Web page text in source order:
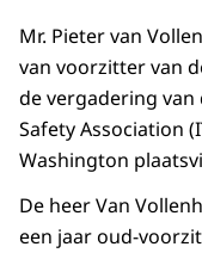
Mr. Pieter van
van voorzitter van
de vergadering
Safety Association
Washington
De heer Van
een jaar oud-